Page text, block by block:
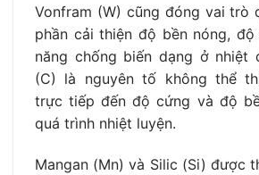
Vonfram (W) cũng đóng vai trò
phần cải thiện độ bền nóng,
năng chống biến dạng ở nhiệt
(C) là nguyên tố không thể
trực tiếp đến độ cứng và độ
quá trình nhiệt luyện.
Mangan (Mn) và Silic (Si) được